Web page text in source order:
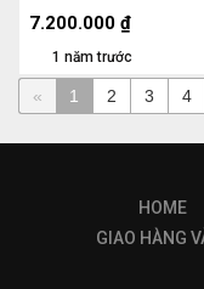
1 năm trước
7.200.000 ₫
« 1 2 3 4
HOME
GIAO HÀNG